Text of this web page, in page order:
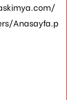
Anasayfa.p